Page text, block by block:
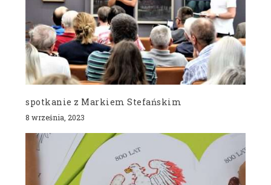
spotkanie z Markiem Stefańskim
8 września, 2023